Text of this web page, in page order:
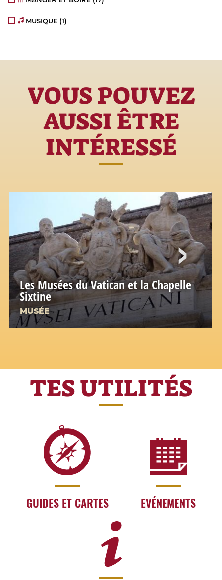
MUSIQUE (1)
VOUS POUVEZ
AUSSI ÊTRE
INTÉRESSÉ
Les Musées du Vatican et la Chapelle
Sixtine
MUSÉE
TES UTILITÉS
GUIDES ET CARTES EVÉNEMENTS